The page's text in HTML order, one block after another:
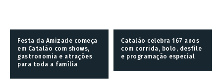
Festa da Amizade começa
em Catalão com shows,
gastronomia e atrações
para toda a família
Catalão celebra 167 anos
com corrida, bolo, desfile
e programação especial